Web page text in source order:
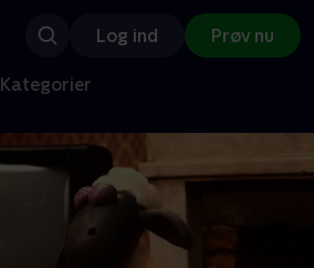
Log ind Prøv nu
Kategorier